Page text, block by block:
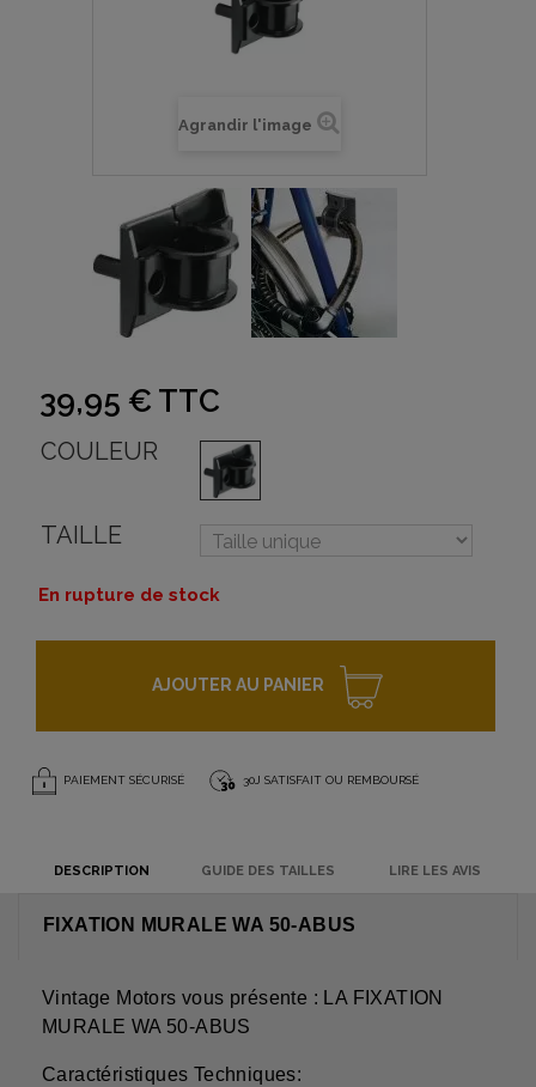
Agrandir l'image
39,95 € TTC
COULEUR
TAILLE
En rupture de stock
AJOUTER AU PANIER
PAIEMENT SÉCURISÉ 30J SATISFAIT OU REMBOURSÉ
DESCRIPTION GUIDE DES TAILLES LIRE LES AVIS
FIXATION MURALE WA 50-ABUS
Vintage Motors vous présente : LA FIXATION
MURALE WA 50-ABUS
Caractéristiques Techniques: